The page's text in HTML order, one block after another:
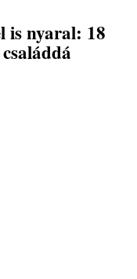
is nyaral: 18